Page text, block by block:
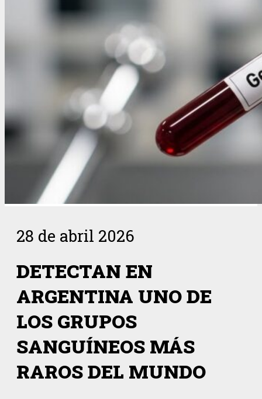
28 de abril 2026
DETECTAN EN
ARGENTINA UNO DE
LOS GRUPOS
SANGUÍNEOS MÁS
RAROS DEL MUNDO